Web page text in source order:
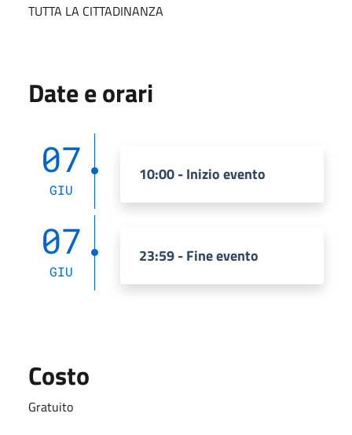
TUTTA LA CITTADINANZA
Date e orari
07
GIU
10:00 - Inizio evento
07
GIU
23:59 - Fine evento
Costo
Gratuito